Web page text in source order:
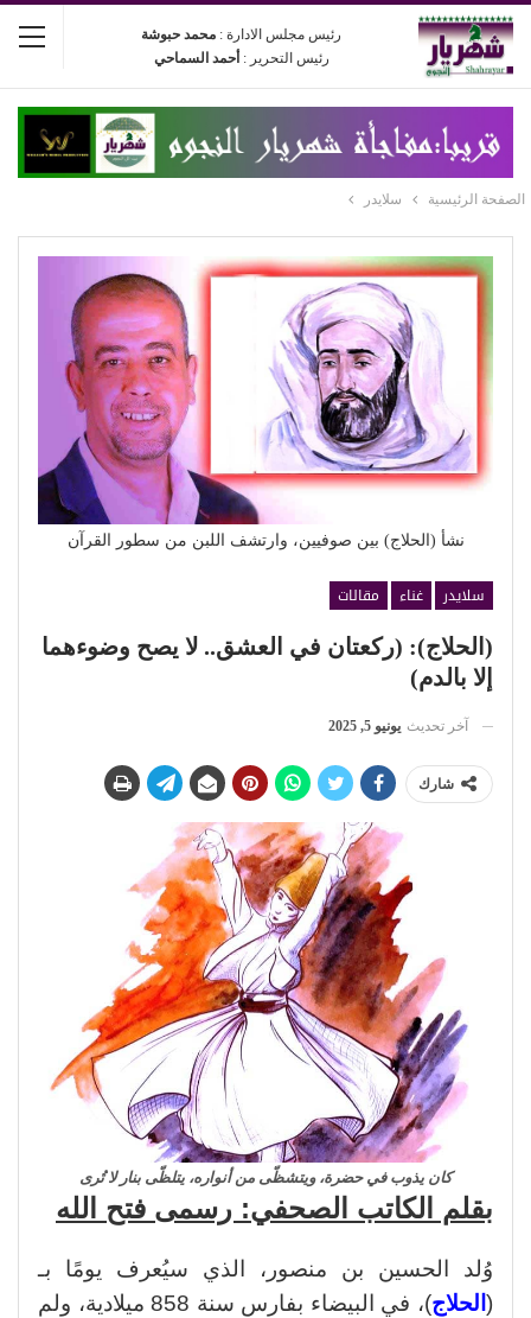
رئيس مجلس الادارة : محمد حبوشة
رئيس التحرير : أحمد السماحي
الصفحة الرئيسية سلايدر
نشأ (الحلاج) بين صوفيين، وارتشف اللبن من سطور القرآن
سلايدر غناء
مقالات
(الحلاج): (ركعتان في العشق.. لا يصح وضوءهما
إلا بالدم)
آخر تحديث يونيو 5, 2025
شارك
كان يذوب في حضرة، ويتشظّى من أنواره، يتلظّى بنار لا تُرى
بقلم الكاتب الصحفي: رسمى فتح الله
وُلد الحسين بن منصور، الذي سيُعرف يومًا بـ
(الحلاج
)، في البيضاء بفارس سنة 858 ميلادية، ولم